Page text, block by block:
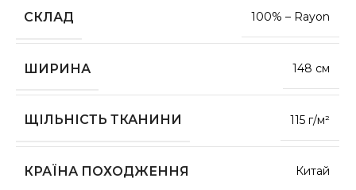
СКЛАД 100% – Rayon
ШИРИНА 148 см
ЩІЛЬНІСТЬ ТКАНИНИ 115 г/м²
КРАЇНА ПОХОДЖЕННЯ Китай